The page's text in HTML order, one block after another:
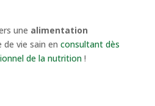
une alimentation
vie sain en consultant dès
de la nutrition!